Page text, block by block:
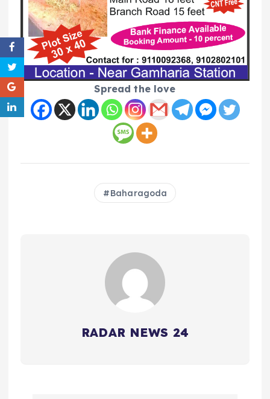
Spread the love
Baharagoda
RADAR NEWS 24